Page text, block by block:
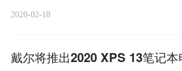
2020-02-18
戴尔将推出2020 XPS 13笔记本